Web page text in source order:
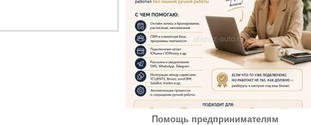
Помощь предпринимателям